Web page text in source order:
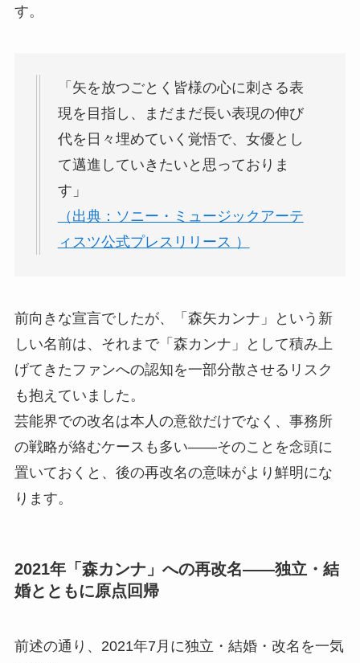
す。
「矢を放つごとく皆様の心に刺さる表
現を目指し、まだまだ長い表現の伸び
代を日々埋めていく覚悟で、女優とし
て邁進していきたいと思っておりま
す」
（出典：ソニー・ミュージックアーテ
ィスツ公式プレスリリース ）
前向きな宣言でしたが、「森矢カンナ」という新
しい名前は、それまで「森カンナ」として積み上
げてきたファンへの認知を一部分散させるリスク
も抱えていました。
芸能界での改名は本人の意欲だけでなく、事務所
の戦略が絡むケースも多い——そのことを念頭に
置いておくと、後の再改名の意味がより鮮明にな
ります。
2021年「森カンナ」への再改名——独立・結
婚とともに原点回帰
前述の通り、2021年7月に独立・結婚・改名を一気